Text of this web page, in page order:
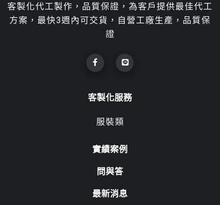
客製化代工製作，品質保證，為客戶提供最佳代工
方案，最快3週內可交貨，自營工廠生產，品質保
證
客製化服務
服裝類
實績案例
問與答
最新消息